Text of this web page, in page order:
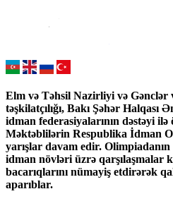
Elm və Təhsil Nazirliyi və
təşkilatçılığı, Bakı Şəhər
idman federasiyalarının dəstəyi
Məktəblilərin Respublika İdman
yarışlar davam edir.
idman növləri üzrə qarşılaşmalar
bacarıqlarını nümayiş etdirərək
aparıblar.